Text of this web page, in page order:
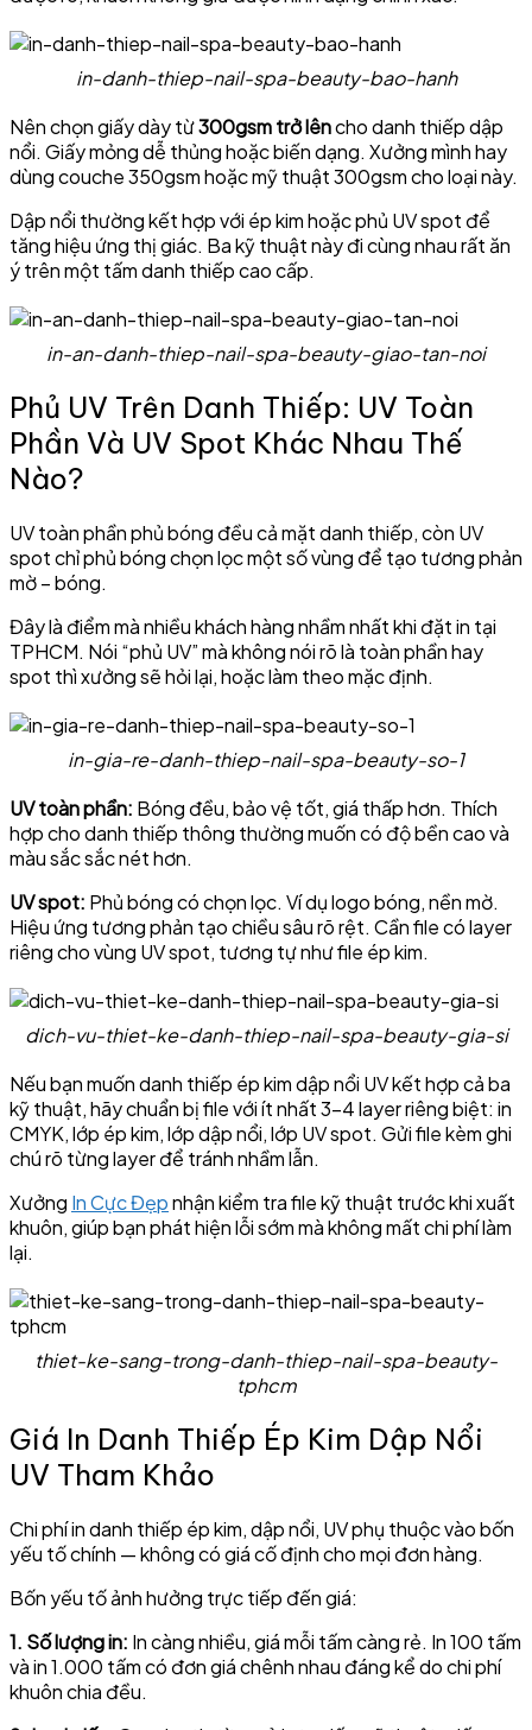
in-danh-thiep-nail-spa-beauty-bao-hanh
Nên chọn giấy dày từ300gsm trở lêncho danh thiếp dập
nổi. Giấy mỏng dễ thủng hoặc biến dạng. Xưởng mình hay
dùng couche 350gsm hoặc mỹ thuật 300gsm cho loại này.
Dập nổi thường kết hợp với ép kim hoặc phủ UV spot để
tăng hiệu ứng thị giác. Ba kỹ thuật này đi cùng nhau rất ăn
ý trên một tấm danh thiếp cao cấp.
in-an-danh-thiep-nail-spa-beauty-giao-tan-noi
Phủ UV Trên Danh Thiếp: UV Toàn
Phần Và UV Spot Khác Nhau Thế
Nào?
UV toàn phần phủ bóng đều cả mặt danh thiếp, còn UV
spot chỉ phủ bóng chọn lọc một số vùng để tạo tương phản
mờ – bóng.
Đây là điểm mà nhiều khách hàng nhầm nhất khi đặt in tại
TPHCM. Nói “phủ UV” mà không nói rõ là toàn phần hay
spot thì xưởng sẽ hỏi lại, hoặc làm theo mặc định.
in-gia-re-danh-thiep-nail-spa-beauty-so-1
UV toàn phần: Bóng đều, bảo vệ tốt, giá thấp hơn. Thích
hợp cho danh thiếp thông thường muốn có độ bền cao và
màu sắc sắc nét hơn.
UV spot: Phủ bóng có chọn lọc. Ví dụ logo bóng, nền mờ.
Hiệu ứng tương phản tạo chiều sâu rõ rệt. Cần file có layer
riêng cho vùng UV spot, tương tự như file ép kim.
dich-vu-thiet-ke-danh-thiep-nail-spa-beauty-gia-si
Nếu bạn muốn danh thiếp ép kim dập nổi UV kết hợp cả ba
kỹ thuật, hãy chuẩn bị file với ít nhất 3–4 layer riêng biệt: in
CMYK, lớp ép kim, lớp dập nổi, lớp UV spot. Gửi file kèm ghi
chú rõ từng layer để tránh nhầm lẫn.
Xưởng In Cực Đẹpnhận kiểm tra file kỹ thuật trước khi xuất
khuôn, giúp bạn phát hiện lỗi sớm mà không mất chi phí làm
lại.
thiet-ke-sang-trong-danh-thiep-nail-spa-beauty-
tphcm
Giá In Danh Thiếp Ép Kim Dập Nổi
UV Tham Khảo
Chi phí in danh thiếp ép kim, dập nổi, UV phụ thuộc vào bốn
yếu tố chính — không có giá cố định cho mọi đơn hàng.
Bốn yếu tố ảnh hưởng trực tiếp đến giá:
1. Số lượng in: In càng nhiều, giá mỗi tấm càng rẻ. In 100 tấm
và in 1.000 tấm có đơn giá chênh nhau đáng kể do chi phí
khuôn chia đều.